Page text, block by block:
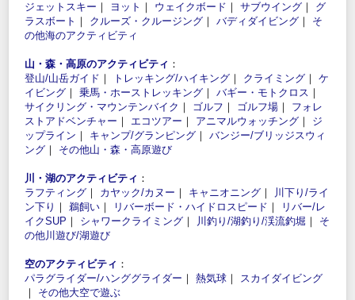
ジェットスキー ｜ ヨット ｜ ウェイクボード ｜ サブウイング ｜ グ
ラスボート ｜ クルーズ・クルージング ｜ バディダイビング ｜ そ
の他海のアクティビティ
山・森・高原のアクティビティ ：
登山/山岳ガイド ｜ トレッキング/ハイキング ｜ クライミング ｜ ケ
イビング ｜ 乗馬・ホーストレッキング ｜ バギー・モトクロス ｜
サイクリング・マウンテンバイク ｜ ゴルフ ｜ ゴルフ場 ｜ フォレ
ストアドベンチャー ｜ エコツアー ｜ アニマルウォッチング ｜ ジ
ップライン ｜ キャンプ/グランピング ｜ バンジー/ブリッジスウィ
ング ｜ その他山・森・高原遊び
川・湖のアクティビティ ：
ラフティング ｜ カヤック/カヌー ｜ キャニオニング ｜
川下り/ライ
ン下り ｜ 鵜飼い ｜ リバーボード・ハイドロスピード ｜
リバー/レ
イクSUP ｜ シャワークライミング ｜ 川釣り/湖釣り/渓流釣堀 ｜ そ
の他川遊び/湖遊び
空のアクティビティ ：
パラグライダー/ハンググライダー ｜ 熱気球 ｜ スカイダイビング
｜ その他大空で遊ぶ